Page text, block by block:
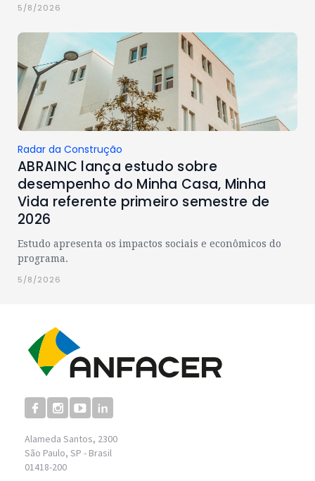
5/8/2026
Radar da Construção
ABRAINC lança estudo sobre
desempenho do Minha Casa, Minha
Vida referente primeiro semestre de
2026
Estudo apresenta os impactos sociais e econômicos do
programa.
5/8/2026
Alameda Santos, 2300
São Paulo, SP - Brasil
01418-200